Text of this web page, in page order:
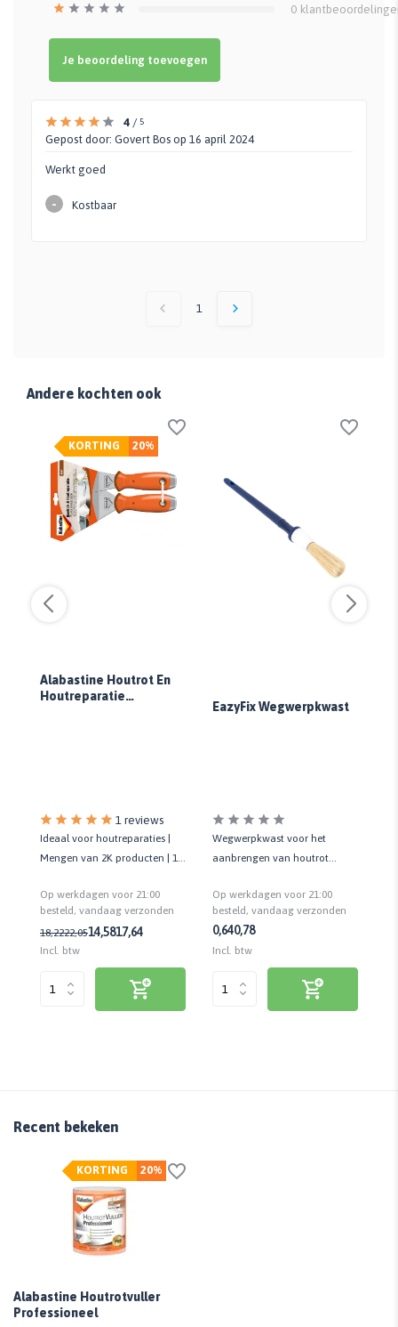
0
Je beoordeling toevoegen
4 / 5
Gepost door: Govert Bos op 16 april 2024
Werkt goed
- Kostbaar
1
Andere kochten ook
20%
KORTING
Alabastine Houtrot En
Houtreparatie
1 reviews
Ideaal voor houtreparaties |
Mengen van 2K producten | 1
Op werkdagen voor 21:00
besteld, vandaag verzonden
18,2222,0514,5817,64
Incl. btw
EazyFix Wegwerpkwast
Wegwerpkwast voor het
aanbrengen van houtrot
Op werkdagen voor 21:00
besteld, vandaag verzonden
0,640,78
Incl. btw
Recent bekeken
20%
KORTING
Alabastine Houtrotvuller
Professioneel